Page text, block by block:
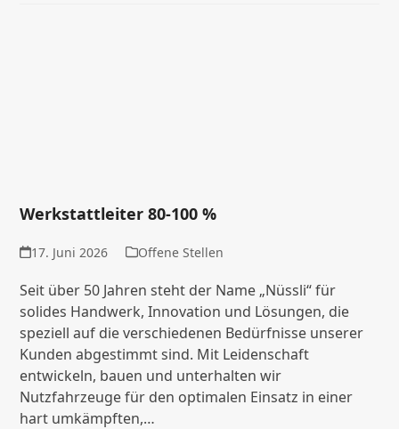
Werkstattleiter 80-100 %
17. Juni 2026 Offene Stellen
Seit über 50 Jahren steht der Name „Nüssli“ für
solides Handwerk, Innovation und Lösungen, die
speziell auf die verschiedenen Bedürfnisse unserer
Kunden abgestimmt sind. Mit Leidenschaft
entwickeln, bauen und unterhalten wir
Nutzfahrzeuge für den optimalen Einsatz in einer
hart umkämpften,…